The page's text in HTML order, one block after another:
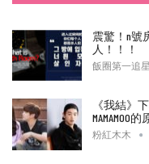
震驚！n號
人！！！
飯圈第一追
《我結》
MAMAMOO的
粉紅木木